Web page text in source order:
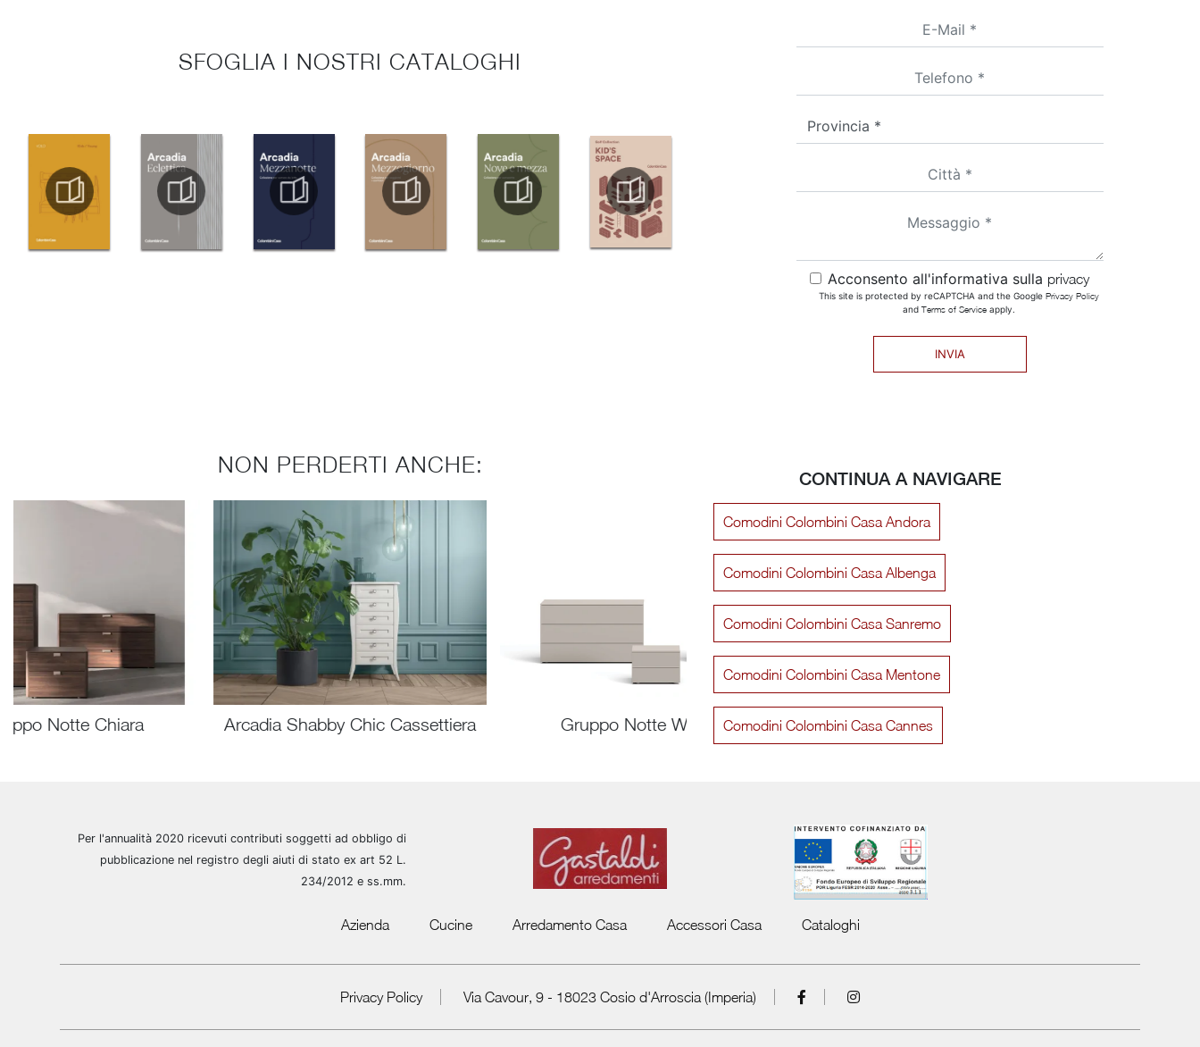
SFOGLIA I NOSTRI CATALOGHI
Acconsento all'informativa sulla privacy
This site is protected by reCAPTCHA and the Google Privacy Policy
and Terms of Serviceapply.
INVIA
NON PERDERTI ANCHE:
Notte Chiara Arcadia Shabby Chic Cassettiera Gruppo Notte Wind Gruppo Notte Blocco
CONTINUA A NAVIGARE
Comodini Colombini Casa Andora
Comodini Colombini Casa Albenga
Comodini Colombini Casa Sanremo
Comodini Colombini Casa Mentone
Comodini Colombini Casa Cannes
Per l'annualità 2020 ricevuti contributi soggetti ad obbligo di
pubblicazione nel registro degli aiuti di stato ex art 52 L.
234/2012 e ss.mm.
Azienda Cucine Arredamento Casa Accessori Casa Cataloghi
Privacy Policy Via Cavour, 9 - 18023 Cosio d'Arroscia (Imperia)